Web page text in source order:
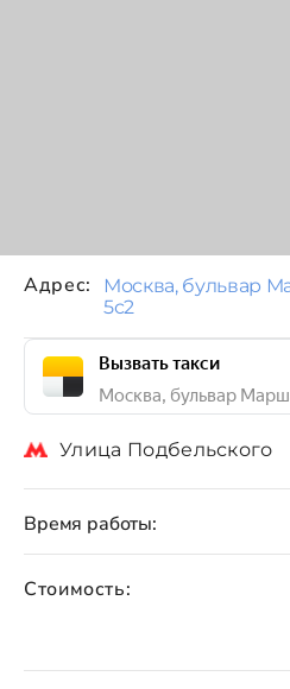
Стоимость:
Время работы:
Адрес:
Москва, бульвар
5с2
Вызвать такси
Улица Подбельского